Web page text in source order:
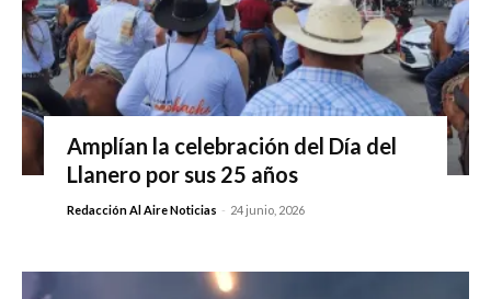
Amplían la celebración del Día del
Llanero por sus 25 años
Redacción Al Aire Noticias - 24 junio, 2026